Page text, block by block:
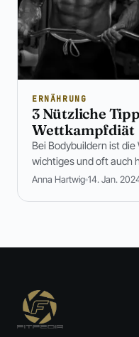
ERNÄHRUNG
3 Nützliche
Wettkampfdiät
Bei Bodybuildern ist
wichtiges und oft auch
Anna Hartwig 14. Jan.